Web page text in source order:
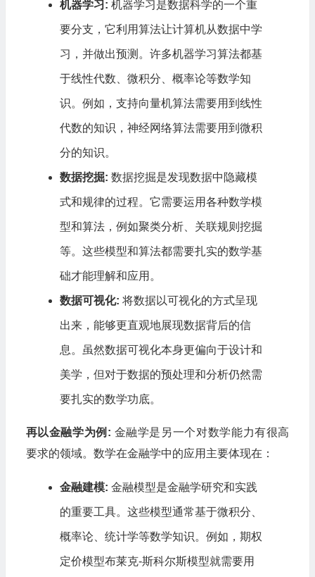
机器学习: 机器学习是数据科学的一个重
要分支，它利用算法让计算机从数据中学
习，并做出预测。许多机器学习算法都基
于线性代数、微积分、概率论等数学知
识。例如，支持向量机算法需要用到线性
代数的知识，神经网络算法需要用到微积
分的知识。
数据挖掘: 数据挖掘是发现数据中隐藏模
式和规律的过程。它需要运用各种数学模
型和算法，例如聚类分析、关联规则挖掘
等。这些模型和算法都需要扎实的数学基
础才能理解和应用。
数据可视化: 将数据以可视化的方式呈现
出来，能够更直观地展现数据背后的信
息。虽然数据可视化本身更偏向于设计和
美学，但对于数据的预处理和分析仍然需
要扎实的数学功底。
再以金融学为例: 金融学是另一个对数学能力有很高
要求的领域。数学在金融学中的应用主要体现在：
金融建模: 金融模型是金融学研究和实践
的重要工具。这些模型通常基于微积分、
概率论、统计学等数学知识。例如，期权
定价模型布莱克-斯科尔斯模型就需要用